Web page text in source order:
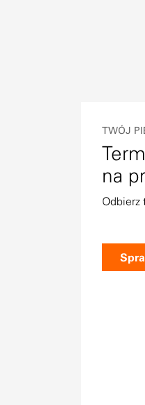
TWÓJ
na
Odbierz